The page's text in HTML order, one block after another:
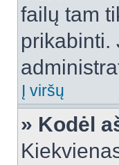
failų tam
prikabinti.
Į viršų
» Kodėl